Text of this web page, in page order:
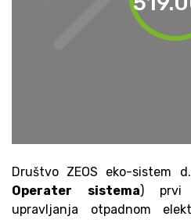
Društvo ZEOS eko-sistem
Operater sistema) prvi
upravljanja otpadnom